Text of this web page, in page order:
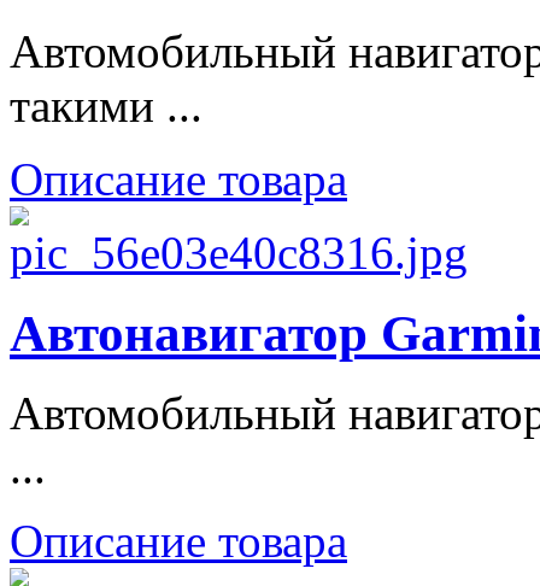
Автомобильный
такими ...
Описание товара
Автонавигатор
Автомобильный
...
Описание товара